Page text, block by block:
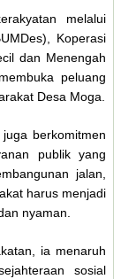
melalui
Koperasi
dan Menengah
peluang
Desa Moga.
berkomitmen
publik yang
jalan,
harus menjadi
nyaman.
ia menaruh
sosial